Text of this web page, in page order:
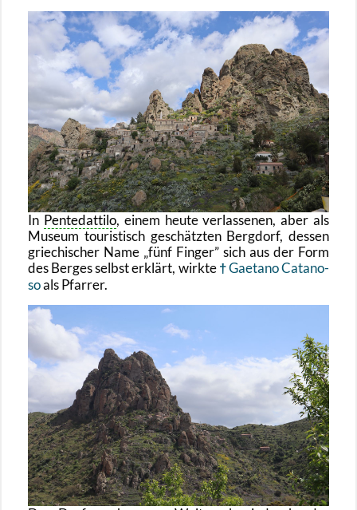
In Pen­te­dat­ti­lo, einem heute ver­las­se­nen, aber als
Mu­se­um tou­ris­tisch ge­schätz­ten Berg­dorf, des­sen
grie­chi­scher Name fünf Fin­ger sich aus der Form
des Ber­ges selbst er­klärt, wirk­te
Gae­ta­no Ca­ta­no­
soals Pfar­rer.